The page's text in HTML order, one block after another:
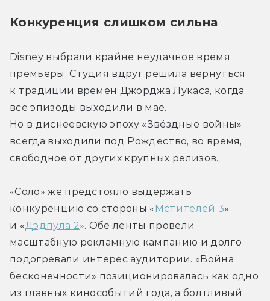
Конкуренция слишком сильна
Disney выбрали крайне неудачное время
премьеры. Студия вдруг решила вернуться
к традиции времён Джорджа Лукаса, когда
все эпизоды выходили в мае.
Но в диснеевскую эпоху «Звёздные войны»
всегда выходили под Рождество, во время,
свободное от других крупных релизов.
«Соло» же предстояло выдержать
конкуренцию со стороны «Мстителей 3»
и «Дэдпула 2». Обе ленты провели
масштабную рекламную кампанию и долго
подогревали интерес аудитории. «Война
бесконечности» позиционировалась как одно
из главных кинособытий года, а болтливый